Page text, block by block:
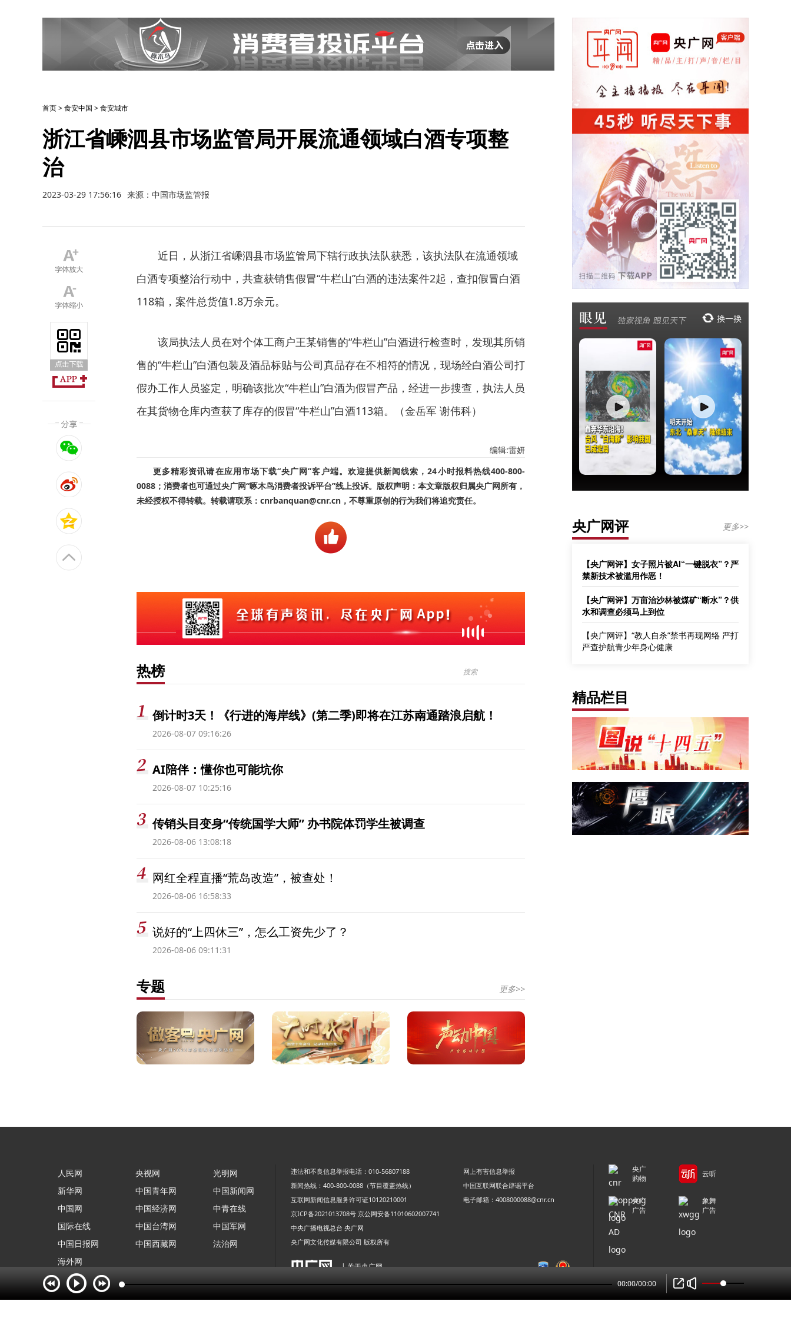
首页>食安中国 >食安城市
浙江省嵊泗县市场监管局开展流通领域白酒专项整
治
2023-03-29 17:56:16 来源：中国市场监管报
近日，从浙江省嵊泗县市场监管局下辖行政执法队获悉，该执法队在流通领域
白酒专项整治行动中，共查获销售假冒“牛栏山”白酒的违法案件2起，查扣假冒白酒
118箱，案件总货值1.8万余元。
该局执法人员在对个体工商户王某销售的“牛栏山”白酒进行检查时，发现其所销
售的“牛栏山”白酒包装及酒品标贴与公司真品存在不相符的情况，现场经白酒公司打
假办工作人员鉴定，明确该批次“牛栏山”白酒为假冒产品，经进一步搜查，执法人员
在其货物仓库内查获了库存的假冒“牛栏山”白酒113箱。（金岳军 谢伟科）
编辑:雷妍
更多精彩资讯请在应用市场下载“央广网”客户端。欢迎提供新闻线索，24小时报料热线400-800-
0088；消费者也可通过央广网“啄木鸟消费者投诉平台”线上投诉。版权声明：本文章版权归属央广网所有，
未经授权不得转载。转载请联系：cnrbanquan@cnr.cn，不尊重原创的行为我们将追究责任。
热榜
倒计时3天！《行进的海岸线》(第二季)即将在江苏南通踏浪启航！
2026-08-07 09:16:26
AI陪伴：懂你也可能坑你
2026-08-07 10:25:16
传销头目变身“传统国学大师” 办书院体罚学生被调查
2026-08-06 13:08:18
网红全程直播“荒岛改造”，被查处！
2026-08-06 16:58:33
说好的“上四休三”，怎么工资先少了？
2026-08-06 09:11:31
专题 更多>>
央广网评 更多>>
【央广网评】女子照片被AI“一键脱衣”？严
禁新技术被滥用作恶！
【央广网评】万亩治沙林被煤矿“断水”？供
水和调查必须马上到位
【央广网评】“教人自杀”禁书再现网络 严打
严查护航青少年身心健康
精品栏目
人民网
新华网
中国网
国际在线
中国日报网
海外网
央视网
中国青年网
中国经济网
中国台湾网
中国西藏网
光明网
中国新闻网
中青在线
中国军网
法治网
违法和不良信息举报电话：010-56807188
网上有害信息举报
新闻热线：400-800-0088（节目覆盖热线）
中国互联网联合辟谣平台
互联网新闻信息服务许可证10120210001
电子邮箱：4008000088@cnr.cn
京ICP备2021013708号 京公网安备11010602007741
中央广播电视总台 央广网
央广网文化传媒有限公司 版权所有
| 关于央广网
央广
购物
云听
央广
广告
象舞
广告
00:00/00:00